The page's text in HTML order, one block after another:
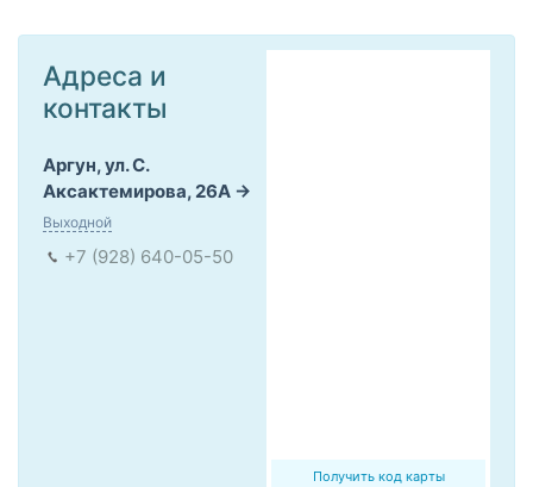
Получить код карты
Адреса и
контакты
Аргун, ул. С.
Аксактемирова, 26А
Выходной
+7 (928) 640-05-50